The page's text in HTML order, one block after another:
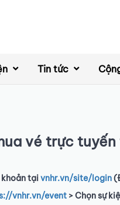
Tin tức
vé trực
khoản tạivnhr.vn/site/login
vnhr.vn/event > Chọn sự